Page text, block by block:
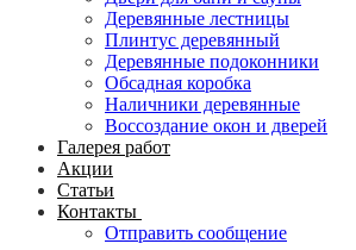
Деревянные лестницы
Плинтус деревянный
Деревянные подоконники
Обсадная коробка
Наличники деревянные
Воссоздание окон и дверей
Галерея работ
Акции
Статьи
Контакты
Отправить сообщение